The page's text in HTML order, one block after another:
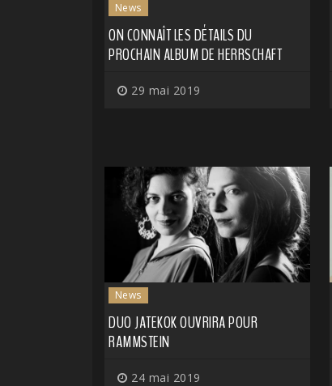
News
ON CONNAÎT LES DÉTAILS DU
PROCHAIN ALBUM DE HERRSCHAFT
29 mai 2019
News
DUO JATEKOK OUVRIRA POUR
RAMMSTEIN
24 mai 2019